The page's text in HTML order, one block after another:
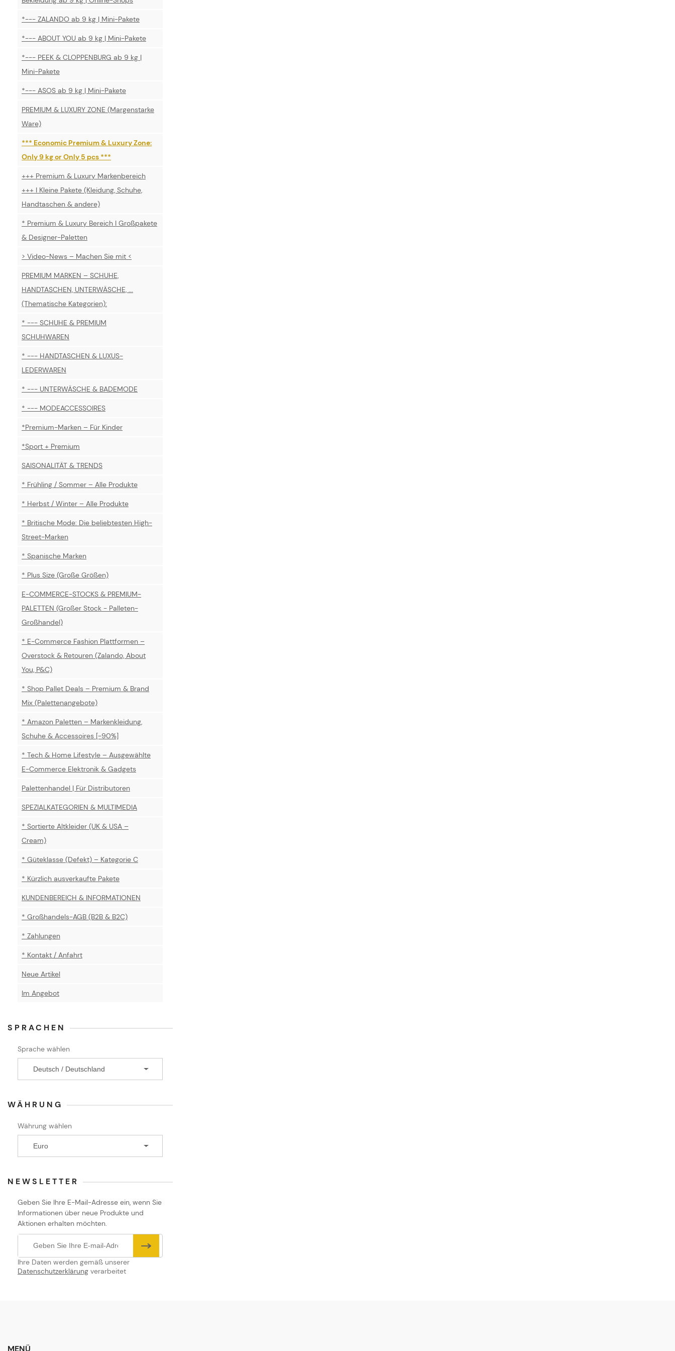
*--- ZALANDO ab 9 kg | Mini-Pakete
*--- ABOUT YOU ab 9 kg | Mini-Pakete
*--- PEEK & CLOPPENBURG ab 9 kg |
Mini-Pakete
*--- ASOS ab 9 kg | Mini-Pakete
PREMIUM & LUXURY ZONE (Margenstarke
Ware)
*** Economic Premium & Luxury Zone:
Only 9 kg or Only 5 pcs ***
+++ Premium & Luxury Markenbereich
+++ I Kleine Pakete (Kleidung, Schuhe,
Handtaschen & andere)
* Premium & Luxury Bereich I Großpakete
& Designer-Paletten
> Video-News – Machen Sie mit <
PREMIUM MARKEN – SCHUHE,
HANDTASCHEN, UNTERWÄSCHE, ...
(Thematische Kategorien):
* --- SCHUHE & PREMIUM
SCHUHWAREN
* --- HANDTASCHEN & LUXUS-
LEDERWAREN
* --- UNTERWÄSCHE & BADEMODE
* --- MODEACCESSOIRES
*Premium-Marken – Für Kinder
*Sport + Premium
SAISONALITÄT & TRENDS
* Frühling / Sommer – Alle Produkte
* Herbst / Winter – Alle Produkte
* Britische Mode: Die beliebtesten High-
Street-Marken
* Spanische Marken
* Plus Size (Große Größen)
E-COMMERCE-STOCKS & PREMIUM-
PALETTEN (Großer Stock - Palleten-
Großhandel)
* E-Commerce Fashion Plattformen –
Overstock & Retouren (Zalando, About
You, P&C)
* Shop Pallet Deals – Premium & Brand
Mix (Palettenangebote)
* Amazon Paletten – Markenkleidung,
Schuhe & Accessoires [-90%]
* Tech & Home Lifestyle – Ausgewählte
E-Commerce Elektronik & Gadgets
Palettenhandel | Für Distributoren
SPEZIALKATEGORIEN & MULTIMEDIA
* Sortierte Altkleider (UK & USA –
Cream)
* Güteklasse (Defekt) – Kategorie C
* Kürzlich ausverkaufte Pakete
KUNDENBEREICH & INFORMATIONEN
* Großhandels-AGB (B2B & B2C)
* Zahlungen
* Kontakt / Anfahrt
Neue Artikel
Im Angebot
SPRACHEN
Sprache wählen
WÄHRUNG
Währung wählen
NEWSLETTER
Geben Sie Ihre E-Mail-Adresse ein, wenn Sie
Informationen über neue Produkte und
Aktionen erhalten möchten.
Ihre Daten werden gemäß unserer
Datenschutzerklärung verarbeitet
MENÜ